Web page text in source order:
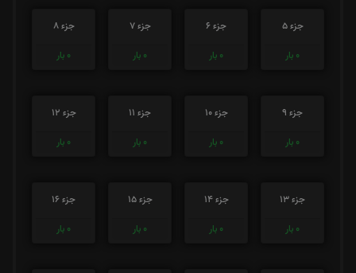
جزء 5
0 بار
جزء 6
0 بار
جزء 7
0 بار
جزء 8
0 بار
جزء 9
0 بار
جزء 10
0 بار
جزء 11
0 بار
جزء 12
0 بار
جزء 13
0 بار
جزء 14
0 بار
جزء 15
0 بار
جزء 16
0 بار